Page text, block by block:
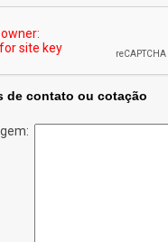
de contato ou cotação